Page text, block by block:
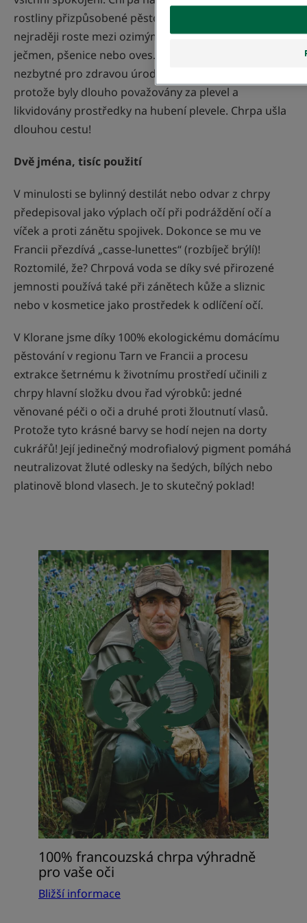
rostliny přizpůsobené pěstovaným rostlinám, která
nejraději roste mezi ozimými obilovinami, jako jsou
ječmen, pšenice nebo oves. Tyto rostliny, které jsou
nezbytné pro zdravou úrodu, jsou stále vzácnější,
protože byly dlouho považovány za plevel a
likvidovány prostředky na hubení plevele. Chrpa ušla
dlouhou cestu!
Dvě jména, tisíc použití
V minulosti se bylinný destilát nebo odvar z chrpy
předepisoval jako výplach očí při podráždění očí a
víček a proti zánětu spojivek. Dokonce se mu ve
Francii přezdívá „casse-lunettes“ (rozbíječ brýlí)!
Roztomilé, že? Chrpová voda se díky své přirozené
jemnosti používá také při zánětech kůže a sliznic
nebo v kosmetice jako prostředek k odlíčení očí.
V Klorane jsme díky 100% ekologickému domácímu
pěstování v regionu Tarn ve Francii a procesu
extrakce šetrnému k životnímu prostředí učinili z
chrpy hlavní složku dvou řad výrobků: jedné
věnované péči o oči a druhé proti žloutnutí vlasů.
Protože tyto krásné barvy se hodí nejen na dorty
cukrářů! Její jedinečný modrofialový pigment pomáhá
neutralizovat žluté odlesky na šedých, bílých nebo
platinově blond vlasech. Je to skutečný poklad!
Bližší
informace
100%
francouzská
chrpa
výhradně
pro
vaše
oči
100% francouzská chrpa výhradně
pro vaše oči
Bližší informace